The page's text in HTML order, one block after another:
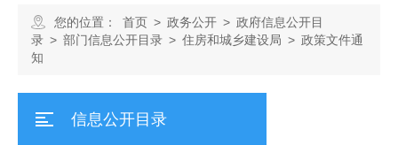
您的位置： 首页 > 政务公开 > 政府信息公开目
录 > 部门信息公开目录 > 住房和城乡建设局 > 政策文件通
知
信息公开目录